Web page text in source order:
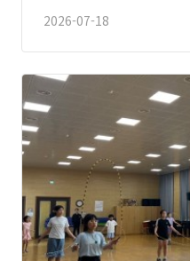
2026-07-18